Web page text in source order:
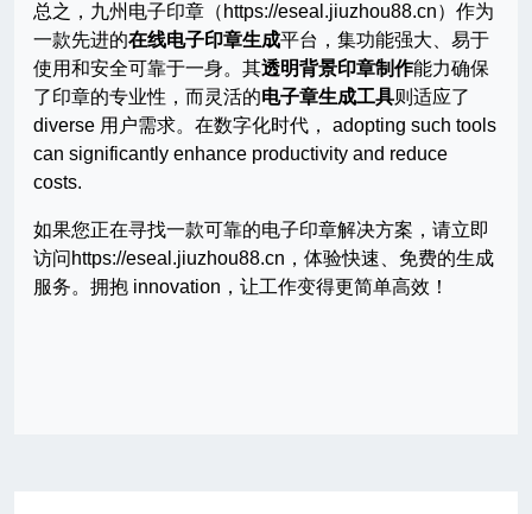
总之，九州电子印章（https://eseal.jiuzhou88.cn）作为
一款先进的在线电子印章生成平台，集功能强大、易于
使用和安全可靠于一身。其透明背景印章制作能力确保
了印章的专业性，而灵活的电子章生成工具则适应了
diverse 用户需求。在数字化时代， adopting such tools
can significantly enhance productivity and reduce
costs.
如果您正在寻找一款可靠的电子印章解决方案，请立即
访问https://eseal.jiuzhou88.cn，体验快速、免费的生成
服务。拥抱 innovation，让工作变得更简单高效！